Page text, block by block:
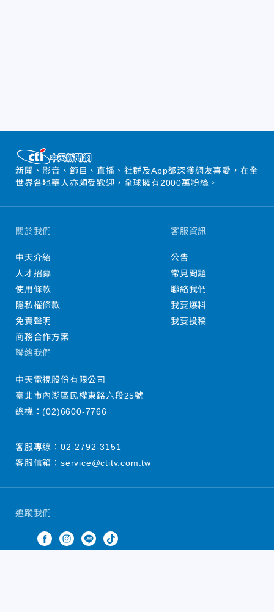
新聞、影音、節目、直播、社群及App都深獲網友喜愛，在全
世界各地華人亦頗受歡迎，全球擁有2000萬粉絲。
追蹤我們
關於我們
中天介紹
人才招募
使用條款
隱私權條款
免責聲明
商務合作方案
客服資訊
公告
常見問題
聯絡我們
我要爆料
我要投稿
聯絡我們
中天電視股份有限公司
臺北市內湖區民權東路六段25號
總機：(02)6600-7766
客服專線： 02-2792-3151
客服信箱： service@ctitv.com.tw